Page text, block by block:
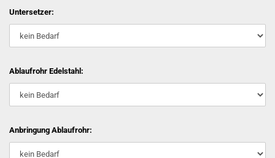
Untersetzer:
Ablaufrohr Edelstahl:
Anbringung Ablaufrohr: